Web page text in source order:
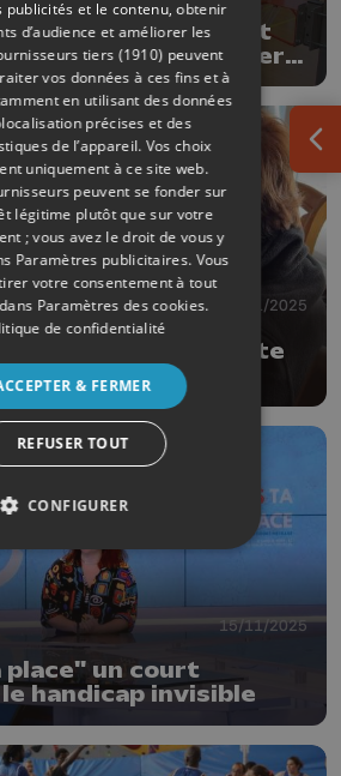
Jeunes en contact
du handicap à travers
24/11/2025
transformé en gîte
PMR à Hamoir
15/11/2025
un court
handicap invisible
publicités et le contenu, obtenir
d’audience et améliorer les
tiers (1910) peuvent
vos données à ces fins et à
en utilisant des données
précises et des
de l’appareil. Vos choix
uniquement à ce site web.
peuvent se fonder sur
légitime plutôt que sur votre
; vous avez le droit de vous y
Paramètres publicitaires. Vous
votre consentement à tout
Paramètres des cookies.
de confidentialité
& FERMER
REFUSER TOUT
CONFIGURER